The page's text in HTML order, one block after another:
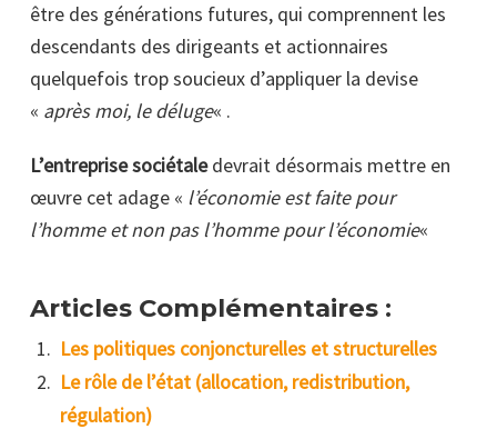
être des générations futures, qui comprennent les
descendants des dirigeants et actionnaires
quelquefois trop soucieux d’appliquer la devise
« après moi, le déluge« .
L’entreprise sociétaledevrait désormais mettre en
œuvre cet adage « l’économie est faite pour
l’homme et non pas l’homme pour l’économie«
Articles Complémentaires :
Les politiques conjoncturelles et structurelles
Le rôle de l’état (allocation, redistribution,
régulation)